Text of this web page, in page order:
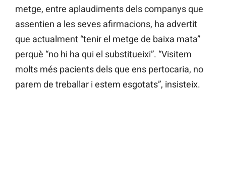
metge, entre aplaudiments dels companys que
assentien a les seves afirmacions, ha advertit
que actualment “tenir el metge de baixa mata”
perquè “no hi ha qui el substitueixi”. “Visitem
molts més pacients dels que ens pertocaria, no
parem de treballar i estem esgotats”, insisteix.